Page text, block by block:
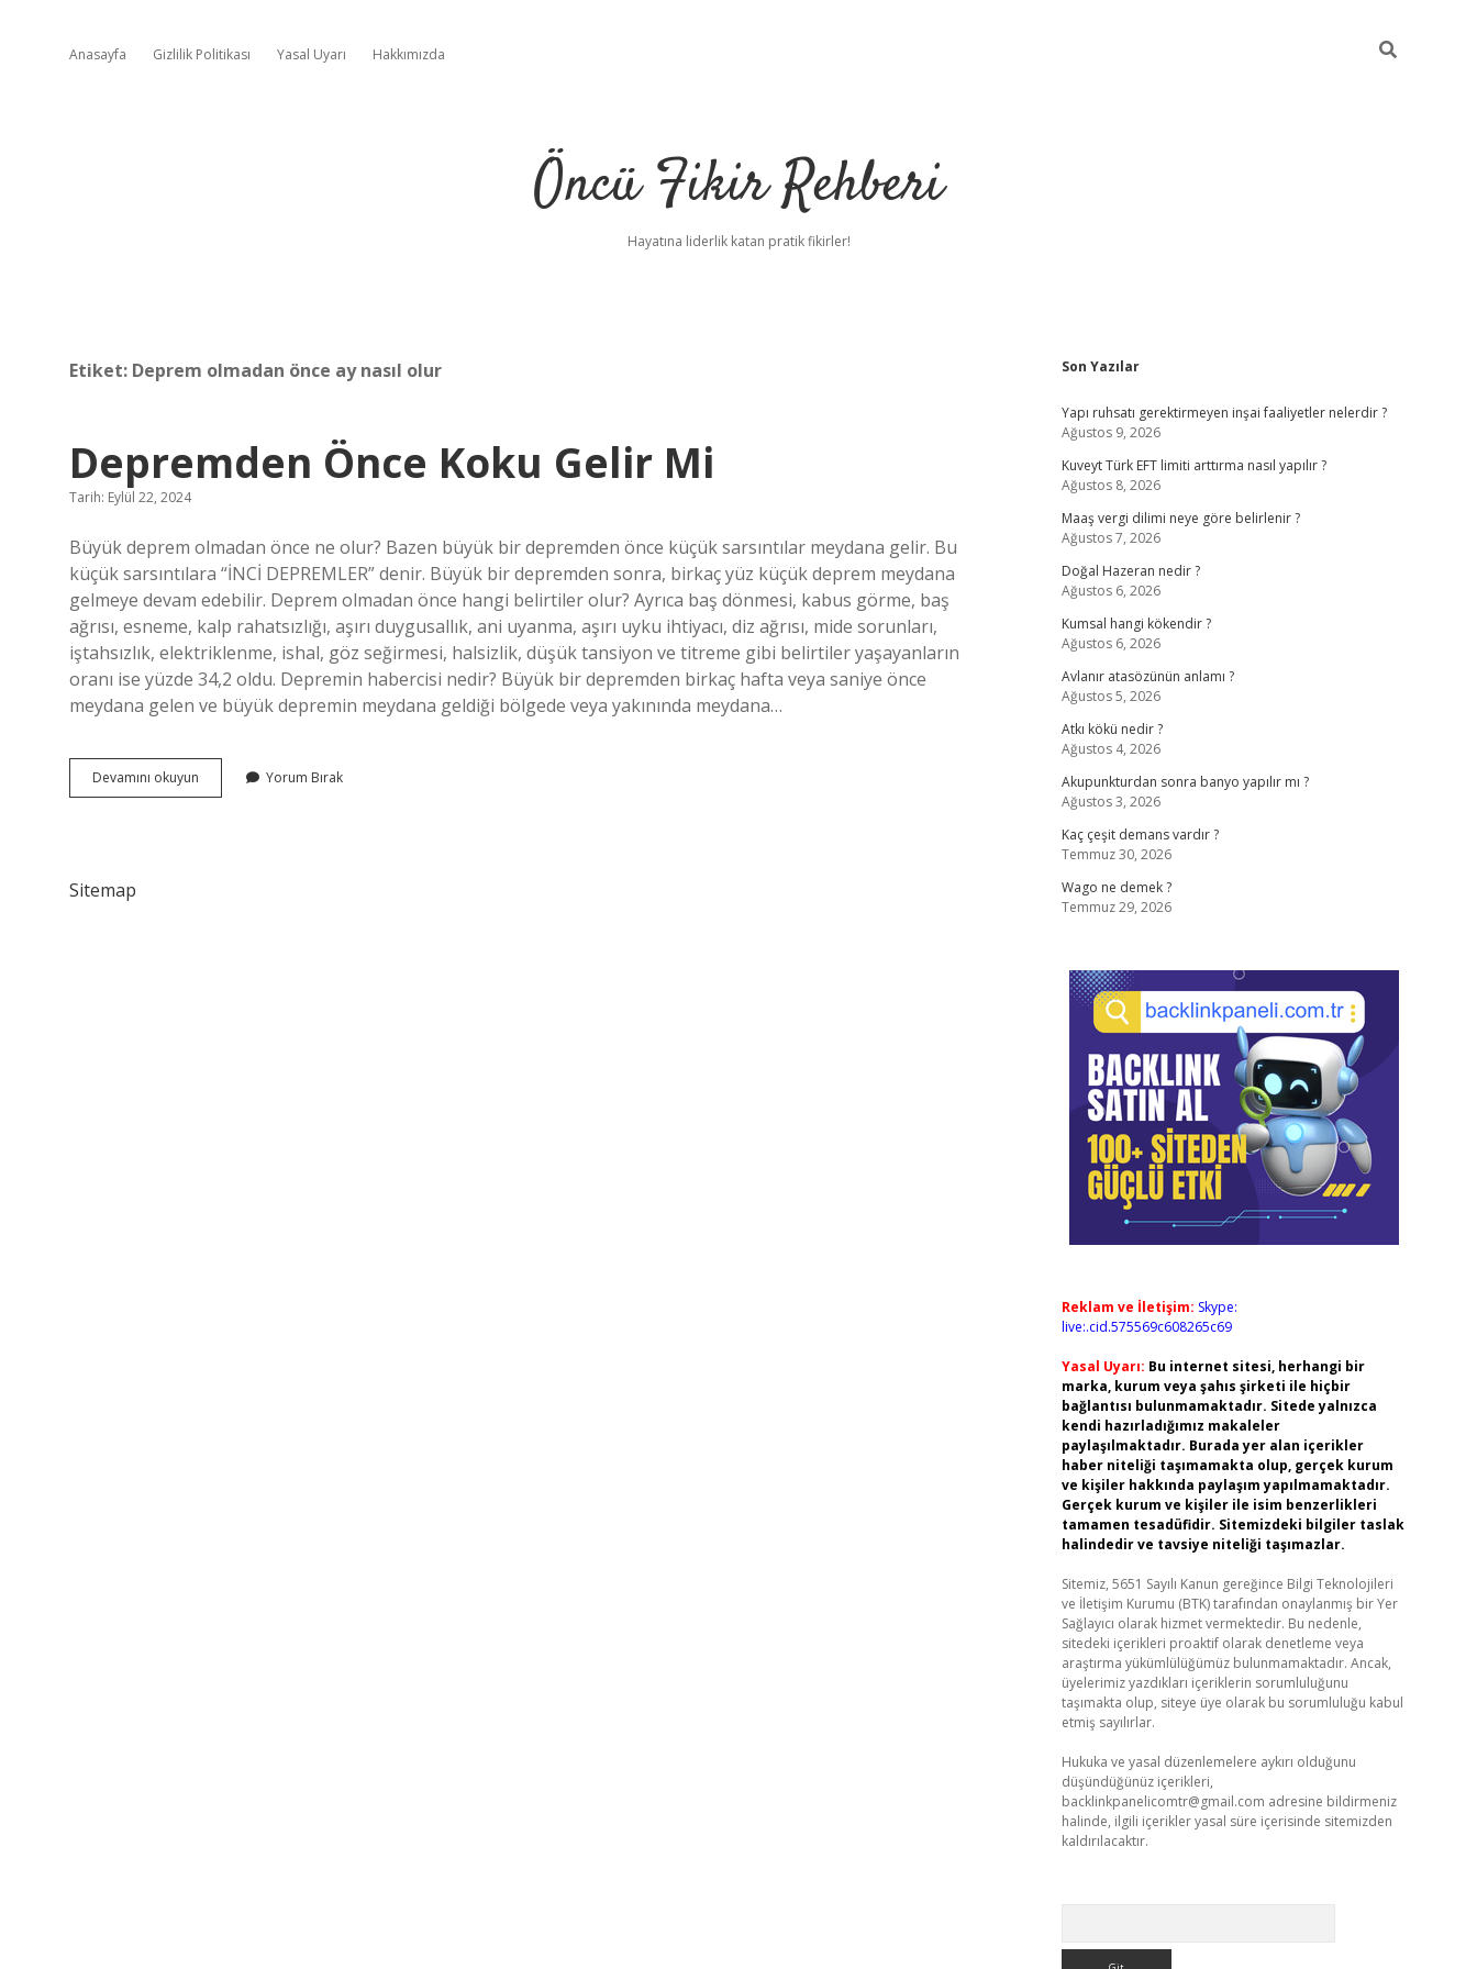
Anasayfa Gizlilik Politikası Yasal Uyarı Hakkımızda
Öncü Fikir Rehberi
Hayatına liderlik katan pratik fikirler!
Etiket: Deprem olmadan önce ay nasıl olur
Depremden Önce Koku Gelir Mi
Tarih: Eylül 22, 2024
Büyük deprem olmadan önce ne olur? Bazen büyük bir depremden önce küçük sarsıntılar meydana gelir. Bu
küçük sarsıntılara “İNCİ DEPREMLER” denir. Büyük bir depremden sonra, birkaç yüz küçük deprem meydana
gelmeye devam edebilir. Deprem olmadan önce hangi belirtiler olur? Ayrıca baş dönmesi, kabus görme, baş
ağrısı, esneme, kalp rahatsızlığı, aşırı duygusallık, ani uyanma, aşırı uyku ihtiyacı, diz ağrısı, mide sorunları,
iştahsızlık, elektriklenme, ishal, göz seğirmesi, halsizlik, düşük tansiyon ve titreme gibi belirtiler yaşayanların
oranı ise yüzde 34,2 oldu. Depremin habercisi nedir? Büyük bir depremden birkaç hafta veya saniye önce
meydana gelen ve büyük depremin meydana geldiği bölgede veya yakınında meydana…
Devamını okuyun Depremden
Önce
Yorum Bırak
Sitemap
Sidebar
Son Yazılar
Yapı ruhsatı gerektirmeyen inşai faaliyetler nelerdir ?
Ağustos 9, 2026
Kuveyt Türk EFT limiti arttırma nasıl yapılır ?
Ağustos 8, 2026
Maaş vergi dilimi neye göre belirlenir ?
Ağustos 7, 2026
Doğal Hazeran nedir ?
Ağustos 6, 2026
Kumsal hangi kökendir ?
Ağustos 6, 2026
Avlanır atasözünün anlamı ?
Ağustos 5, 2026
Atkı kökü nedir ?
Ağustos 4, 2026
Akupunkturdan sonra banyo yapılır mı ?
Ağustos 3, 2026
Kaç çeşit demans vardır ?
Temmuz 30, 2026
Wago ne demek ?
Temmuz 29, 2026
Reklam ve İletişim: Skype:
live:.cid.575569c608265c69
Yasal Uyarı: Bu internet sitesi, herhangi bir
marka, kurum veya şahıs şirketi ile hiçbir
bağlantısı bulunmamaktadır. Sitede yalnızca
kendi hazırladığımız makaleler
paylaşılmaktadır. Burada yer alan içerikler
haber niteliği taşımamakta olup, gerçek kurum
ve kişiler hakkında paylaşım yapılmamaktadır.
Gerçek kurum ve kişiler ile isim benzerlikleri
tamamen tesadüfidir. Sitemizdeki bilgiler taslak
halindedir ve tavsiye niteliği taşımazlar.
Sitemiz, 5651 Sayılı Kanun gereğince Bilgi Teknolojileri
ve İletişim Kurumu (BTK) tarafından onaylanmış bir Yer
Sağlayıcı olarak hizmet vermektedir. Bu nedenle,
sitedeki içerikleri proaktif olarak denetleme veya
araştırma yükümlülüğümüz bulunmamaktadır. Ancak,
üyelerimiz yazdıkları içeriklerin sorumluluğunu
taşımakta olup, siteye üye olarak bu sorumluluğu kabul
etmiş sayılırlar.
Hukuka ve yasal düzenlemelere aykırı olduğunu
düşündüğünüz içerikleri,
backlinkpanelicomtr@gmail.com adresine bildirmeniz
halinde, ilgili içerikler yasal süre içerisinde sitemizden
kaldırılacaktır.
ilbet giriş